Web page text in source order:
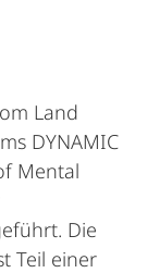
Land
DYNAMIC
Mental
Die
Teil einer